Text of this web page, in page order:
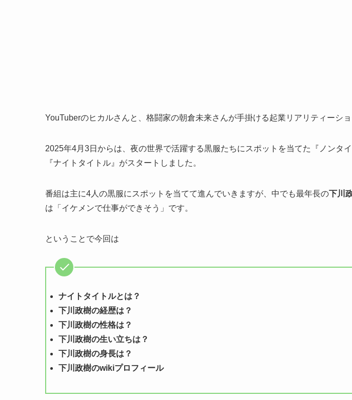
YouTuberのヒカルさんと、格闘家の朝倉未来さんが手掛ける起業リアリティーショ
2025年4月3日からは、夜の世界で活躍する黒服たちにスポットを当てた『ノンタ
『ナイトタイトル』がスタートしました。
番組は主に4人の黒服にスポットを当てて進んでいきますが、中でも最年長の下川
は「イケメンで仕事ができそう」です。
ということで今回は
ナイトタイトルとは？
下川政樹の経歴は？
下川政樹の性格は？
下川政樹の生い立ちは？
下川政樹の身長は？
下川政樹のwikiプロフィール